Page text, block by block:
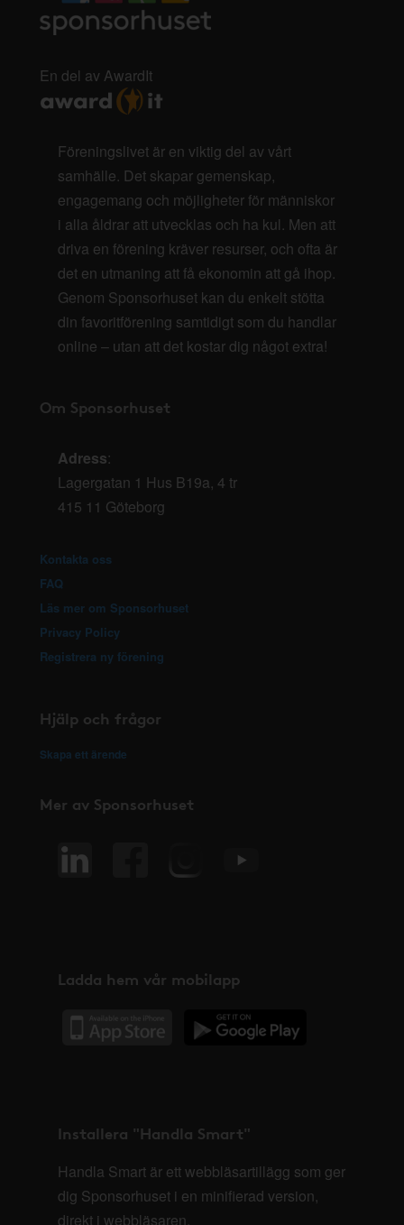
En del av AwardIt
Föreningslivet är en viktig del av vårt
samhälle. Det skapar gemenskap,
engagemang och möjligheter för människor
i alla åldrar att utvecklas och ha kul. Men att
driva en förening kräver resurser, och ofta är
det en utmaning att få ekonomin att gå ihop.
Genom Sponsorhuset kan du enkelt stötta
din favoritförening samtidigt som du handlar
online – utan att det kostar dig något extra!
Om Sponsorhuset
Adress:
Lagergatan 1 Hus B19a, 4 tr
415 11 Göteborg
Kontakta oss
FAQ
Läs mer om Sponsorhuset
Privacy Policy
Registrera ny förening
Hjälp och frågor
Skapa ett ärende
Mer av Sponsorhuset
Ladda hem vår mobilapp
Installera "Handla Smart"
Handla Smart är ett webbläsartillägg som ger
dig Sponsorhuset i en minifierad version,
direkt i webbläsaren.